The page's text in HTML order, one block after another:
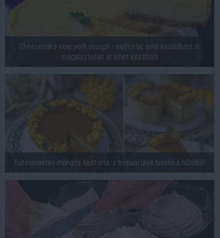
Cheesecake new york recept - sajttorta, amit kezdőként is
magabiztosan el lehet készíteni
Sütésmentes mangós sajttorta: a trópusi ízek luxusa a hűtőből